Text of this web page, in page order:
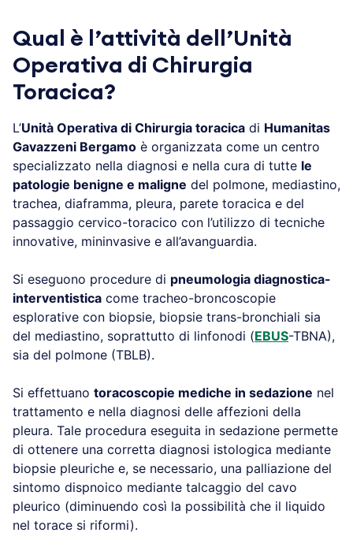
Qual è l’attività dell’Unità
Operativa di Chirurgia
Toracica?
L’Unità Operativa di Chirurgia toracica di Humanitas
Gavazzeni Bergamo è organizzata come un centro
specializzato nella diagnosi e nella cura di tutte le
patologie benigne e maligne del polmone, mediastino,
trachea, diaframma, pleura, parete toracica e del
passaggio cervico-toracico con l’utilizzo di tecniche
innovative, mininvasive e all’avanguardia.
Si eseguono procedure di pneumologia diagnostica-
interventistica come tracheo-broncoscopie
esplorative con biopsie, biopsie trans-bronchiali sia
del mediastino, soprattutto di linfonodi (EBUS-TBNA),
sia del polmone (TBLB).
Si effettuano toracoscopie mediche in sedazione nel
trattamento e nella diagnosi delle affezioni della
pleura. Tale procedura eseguita in sedazione permette
di ottenere una corretta diagnosi istologica mediante
biopsie pleuriche e, se necessario, una palliazione del
sintomo dispnoico mediante talcaggio del cavo
pleurico (diminuendo così la possibilità che il liquido
nel torace si riformi).